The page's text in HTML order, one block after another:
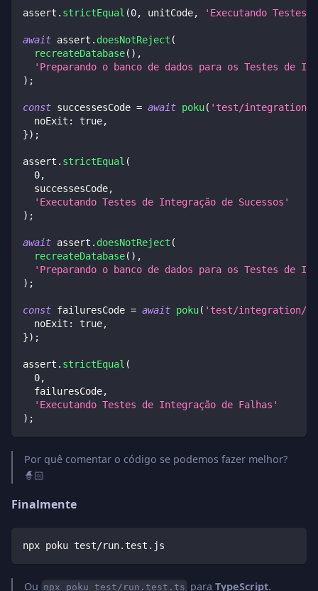
assert . strictEqual (0, unitCode, 'Executando Testes
await assert . doesNotReject (
recreateDatabase( ) ,
'Preparando o banco de dados para os Testes de
) ;
const successesCode = await poku( 'test/integration/
  noExit
: true,
}) ;
assert . strictEqual (
0,
  successesCode
,
'Executando Testes de Integração de Sucessos'
) ;
await assert . doesNotReject (
recreateDatabase( ) ,
'Preparando o banco de dados para os Testes de
) ;
const failuresCode = await poku( 'test/integration/
  noExit
: true,
}) ;
assert . strictEqual (
0,
  failuresCode
,
'Executando Testes de Integração de Falhas'
) ;
Por quê comentar o código se podemos fazer melhor?
🧙🏻
Finalmente
npx poku test/run.test.js
Ou npx poku test/run.test.ts paraTypeScript.